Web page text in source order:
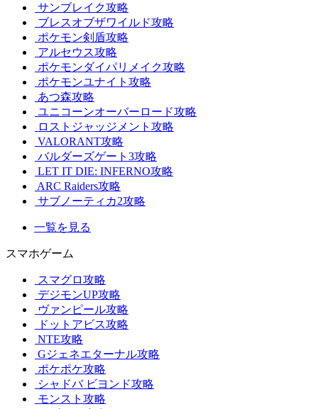
サンブレイク攻略
ブレスオブザワイルド攻略
ポケモン剣盾攻略
アルセウス攻略
ポケモンダイパリメイク攻略
ポケモンユナイト攻略
あつ森攻略
ユニコーンオーバーロード攻略
ロストジャッジメント攻略
VALORANT攻略
バルダーズゲート3攻略
LET IT DIE: INFERNO攻略
ARC Raiders攻略
サブノーティカ2攻略
一覧を見る
スマホゲーム
スマグロ攻略
デジモンUP攻略
ヴァンピール攻略
ドットアビス攻略
NTE攻略
Gジェネエターナル攻略
ポケポケ攻略
シャドバ ビヨンド攻略
モンスト攻略